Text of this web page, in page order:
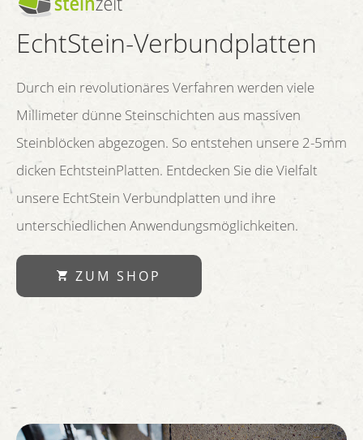
EchtStein-Verbundplatten
Durch ein revolutionäres Verfahren werden viele
Millimeter dünne Steinschichten aus massiven
Steinblöcken abgezogen. So entstehen unsere 2-5mm
dicken EchtsteinPlatten. Entdecken Sie die Vielfalt
unsere EchtStein Verbundplatten und ihre
unterschiedlichen Anwendungsmöglichkeiten.
ZUM SHOP